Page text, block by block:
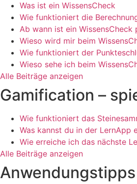
Was ist ein WissensCheck
Wie funktioniert die
Ab wann ist ein WissensCheck
Wieso wird mir beim
Wie funktioniert der
Wieso sehe ich beim
Alle Beiträge anzeigen
Gamification –
Wie funktioniert das
Was kannst du in der LernApp
Wie erreiche ich das nächste
Alle Beiträge anzeigen
Anwendungstipps